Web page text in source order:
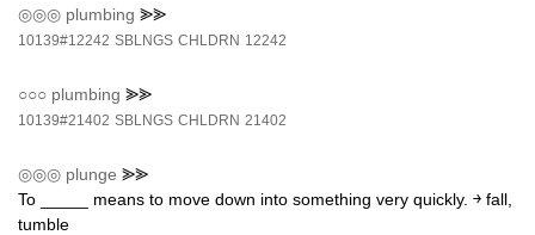
◎◎◎ plumbing ⪢⪢
10139#12242 SBLNGS CHLDRN 12242
○○○ plumbing ⪢⪢
10139#21402 SBLNGS CHLDRN 21402
◎◎◎ plunge ⪢⪢
To _____ means to move down into something very quickly. ￫ fall,
tumble